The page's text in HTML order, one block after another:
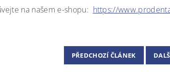
na našem e-shopu: https://
PŘEDCHOZÍ ČLÁNEK